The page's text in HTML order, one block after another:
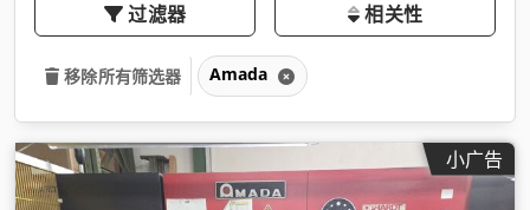
过滤器 相关性
移除所有筛选器 Amada
小广告